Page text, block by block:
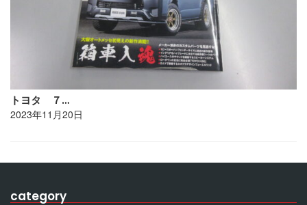
トヨタ ７…
2023年11月20日
category